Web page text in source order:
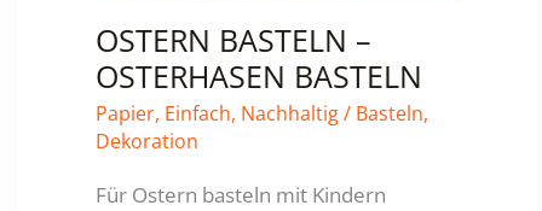
OSTERN BASTELN –
OSTERHASEN BASTELN
Papier, Einfach, Nachhaltig/ Basteln,
Dekoration
Für Ostern basteln mit Kindern